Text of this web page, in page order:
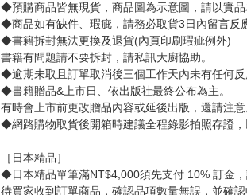
賣場規則
【下標前，請詳閱以下事項，完全同意才請下標，
［一般商品］
◆有任何問題請聯繫客服。
用評價溝通者，日後將不再提供購書服務，請另
◆不同月份商品可一起結帳，等訂單內所有商品到
◆預購商品皆無現貨，商品圖為示意圖，請以實
◆商品如有缺件、瑕疵，請務必取貨3日內留言反